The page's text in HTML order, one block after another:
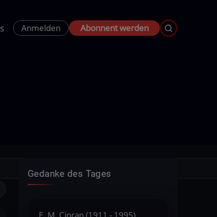
Anmelden Abonnent werden
Gedanke des Tages